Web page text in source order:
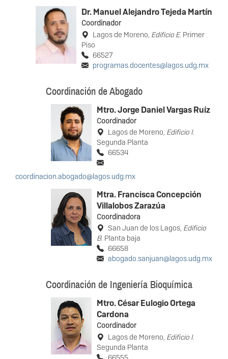
Dr. Manuel Alejandro Tejeda Martín
Coordinador
Lagos de Moreno, Edificio E. Primer
Piso
66527
programas.docentes@lagos.udg.mx
Coordinación de Abogado
Mtro. Jorge Daniel Vargas Ruíz
Coordinador
Lagos de Moreno, Edificio I.
Segunda Planta
66534
coordinacion.abogado@lagos.udg.mx
Mtra. Francisca Concepción
Villalobos Zarazúa
Coordinadora
San Juan de los Lagos, Edificio
B. Planta baja
66658
abogado.sanjuan@lagos.udg.mx
Coordinación de Ingeniería Bioquímica
Mtro. César Eulogio Ortega
Cardona
Coordinador
Lagos de Moreno, Edificio I.
Segunda Planta